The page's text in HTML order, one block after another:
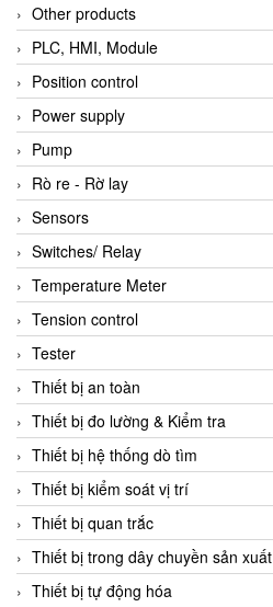
Other products
PLC, HMI, Module
Position control
Power supply
Pump
Rò re - Rờ lay
Sensors
Switches/ Relay
Temperature Meter
Tension control
Tester
Thiết bị an toàn
Thiết bị đo lường & Kiểm tra
Thiết bị hệ thống dò tìm
Thiết bị kiểm soát vị trí
Thiết bị quan trắc
Thiết bị trong dây chuyền sản xuất
Thiết bị tự động hóa